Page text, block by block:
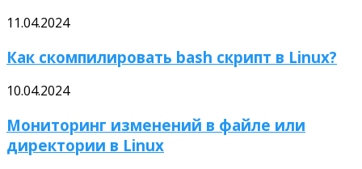
11.04.2024
Как скомпилировать bash скрипт в Linux?
10.04.2024
Мониторинг изменений в файле или
директории в Linux